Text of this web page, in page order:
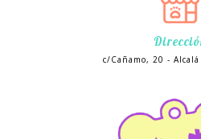
c/Cañamo, 20 -